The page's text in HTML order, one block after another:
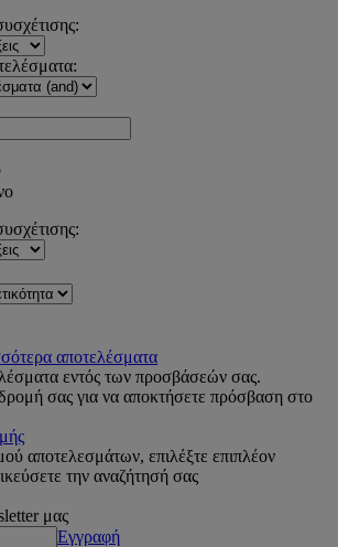
αποτελέσματα
εντός των προσβάσεών σας.
σας για να αποκτήσετε πρόσβαση στο
αποτελεσμάτων, επιλέξτε επιπλέον
την αναζήτησή σας
μας
Εγγραφή